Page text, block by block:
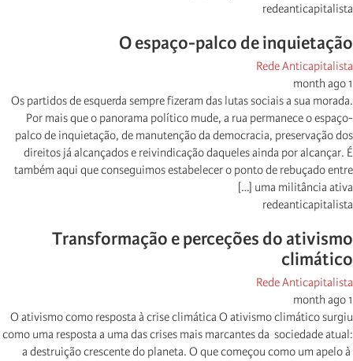
redeanticapitalista
O espaço-palco de inquietação
Rede Anticapitalista
1 month ago
Os partidos de esquerda sempre fizeram das lutas sociais a sua morada.
Por mais que o panorama político mude, a rua permanece o espaço-
palco de inquietação, de manutenção da democracia, preservação dos
direitos já alcançados e reivindicação daqueles ainda por alcançar. É
também aqui que conseguimos estabelecer o ponto de rebuçado entre
uma militância ativa […]
redeanticapitalista
Transformação e perceções do ativismo
climático
Rede Anticapitalista
1 month ago
O ativismo como resposta à crise climática O ativismo climático surgiu
como uma resposta a uma das crises mais marcantes da sociedade atual:
a destruição crescente do planeta. O que começou como um apelo à